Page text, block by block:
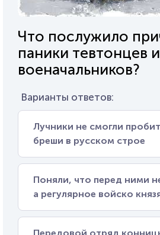
Что послужило
паники тевтонцев
военачальников?
Варианты ответов:
Лучники не смогли
бреши в русском строе
Поняли, что перед ними
а регулярное войско